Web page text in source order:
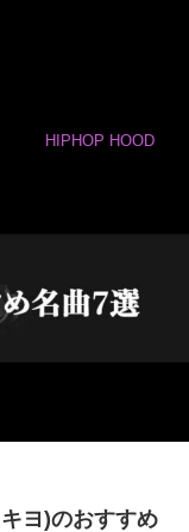
HIPHOP HOOD
ヨ)のおすすめ